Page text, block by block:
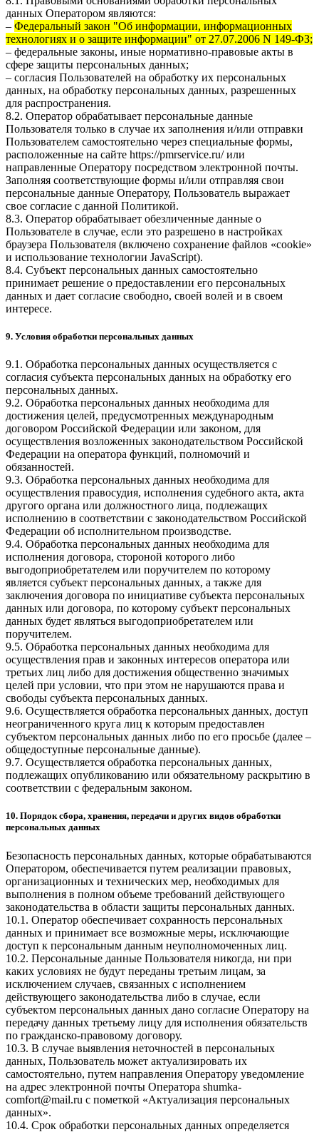
данных Оператором являются:
– Федеральный закон "Об информации, информационных
технологиях и о защите информации" от 27.07.2006 N 149-ФЗ;
– федеральные законы, иные нормативно-правовые акты в
сфере защиты персональных данных;
– согласия Пользователей на обработку их персональных
данных, на обработку персональных данных, разрешенных
для распространения.
8.2. Оператор обрабатывает персональные данные
Пользователя только в случае их заполнения и/или отправки
Пользователем самостоятельно через специальные формы,
расположенные на сайте https://pmrservice.ru/или
направленные Оператору посредством электронной почты.
Заполняя соответствующие формы и/или отправляя свои
персональные данные Оператору, Пользователь выражает
свое согласие с данной Политикой.
8.3. Оператор обрабатывает обезличенные данные о
Пользователе в случае, если это разрешено в настройках
браузера Пользователя (включено сохранение файлов «cookie»
и использование технологии JavaScript).
8.4. Субъект персональных данных самостоятельно
принимает решение о предоставлении его персональных
данных и дает согласие свободно, своей волей и в своем
интересе.
9. Условия обработки персональных данных
9.1. Обработка персональных данных осуществляется с
согласия субъекта персональных данных на обработку его
персональных данных.
9.2. Обработка персональных данных необходима для
достижения целей, предусмотренных международным
договором Российской Федерации или законом, для
осуществления возложенных законодательством Российской
Федерации на оператора функций, полномочий и
обязанностей.
9.3. Обработка персональных данных необходима для
осуществления правосудия, исполнения судебного акта, акта
другого органа или должностного лица, подлежащих
исполнению в соответствии с законодательством Российской
Федерации об исполнительном производстве.
9.4. Обработка персональных данных необходима для
исполнения договора, стороной которого либо
выгодоприобретателем или поручителем по которому
является субъект персональных данных, а также для
заключения договора по инициативе субъекта персональных
данных или договора, по которому субъект персональных
данных будет являться выгодоприобретателем или
поручителем.
9.5. Обработка персональных данных необходима для
осуществления прав и законных интересов оператора или
третьих лиц либо для достижения общественно значимых
целей при условии, что при этом не нарушаются права и
свободы субъекта персональных данных.
9.6. Осуществляется обработка персональных данных, доступ
неограниченного круга лиц к которым предоставлен
субъектом персональных данных либо по его просьбе (далее –
общедоступные персональные данные).
9.7. Осуществляется обработка персональных данных,
подлежащих опубликованию или обязательному раскрытию в
соответствии с федеральным законом.
10. Порядок сбора, хранения, передачи и других видов обработки
персональных данных
Безопасность персональных данных, которые обрабатываются
Оператором, обеспечивается путем реализации правовых,
организационных и технических мер, необходимых для
выполнения в полном объеме требований действующего
законодательства в области защиты персональных данных.
10.1. Оператор обеспечивает сохранность персональных
данных и принимает все возможные меры, исключающие
доступ к персональным данным неуполномоченных лиц.
10.2. Персональные данные Пользователя никогда, ни при
каких условиях не будут переданы третьим лицам, за
исключением случаев, связанных с исполнением
действующего законодательства либо в случае, если
субъектом персональных данных дано согласие Оператору на
передачу данных третьему лицу для исполнения обязательств
по гражданско-правовому договору.
10.3. В случае выявления неточностей в персональных
данных, Пользователь может актуализировать их
самостоятельно, путем направления Оператору уведомление
на адрес электронной почты Оператора shumka-
comfort@mail.ru с пометкой «Актуализация персональных
данных».
10.4. Срок обработки персональных данных определяется